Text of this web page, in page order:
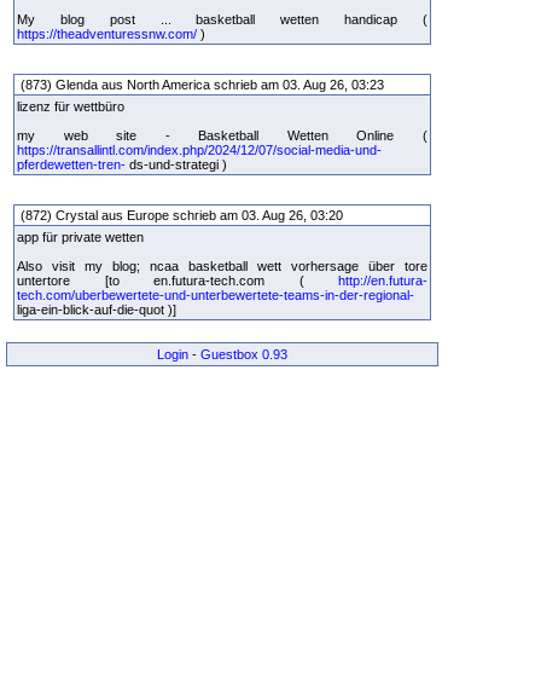
My blog post ... basketball wetten handicap (
https://theadventuressnw.com/ )
(873) Glenda aus North America schrieb am 03. Aug 26, 03:23
lizenz für wettbüro
my web site - Basketball Wetten Online (
https://transallintl.com/index.php/2024/12/07/social-media-und-
pferdewetten-tren- ds-und-strategi )
(872) Crystal aus Europe schrieb am 03. Aug 26, 03:20
app für private wetten
Also visit my blog; ncaa basketball wett vorhersage über tore
untertore [to en.futura-tech.com ( http://en.futura-
tech.com/uberbewertete-und-unterbewertete-teams-in-der-regional-
liga-ein-blick-auf-die-quot )]
Login - Guestbox 0.93